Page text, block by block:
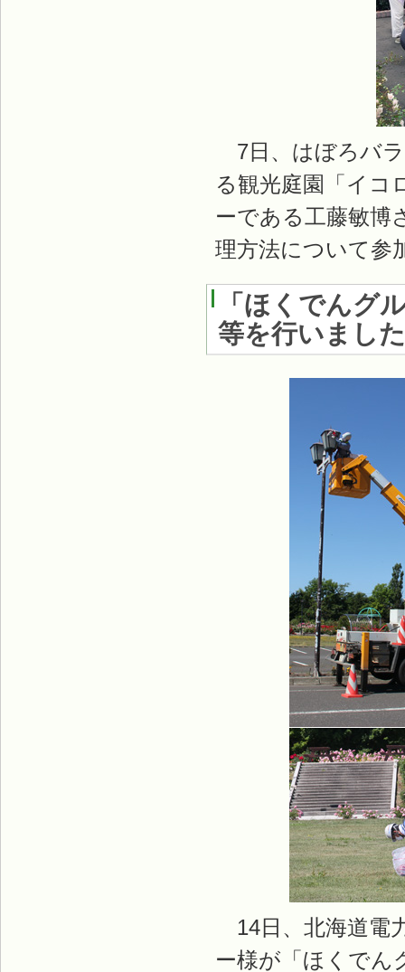
7日、はぼろバ
る観光庭園「イコ
ーである工藤敏博
理方法について参
「ほくでんグ
等を行いました
14日、北海道電
ー様が「ほくでん